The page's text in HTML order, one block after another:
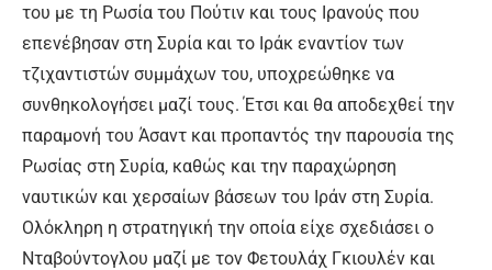
του με τη Ρωσία του Πούτιν και τους Ιρανούς που
επενέβησαν στη Συρία και το Ιράκ εναντίον των
τζιχαντιστών συμμάχων του, υποχρεώθηκε να
συνθηκολογήσει μαζί τους. Έτσι και θα αποδεχθεί την
παραμονή του Άσαντ και προπαντός την παρουσία της
Ρωσίας στη Συρία, καθώς και την παραχώρηση
ναυτικών και χερσαίων βάσεων του Ιράν στη Συρία.
Ολόκληρη η στρατηγική την οποία είχε σχεδιάσει ο
Νταβούντογλου μαζί με τον Φετουλάχ Γκιουλέν και